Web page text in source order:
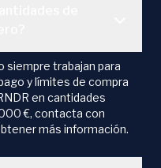
siempre trabajan para
y límites de compra
en cantidades
€, contacta con
más información.